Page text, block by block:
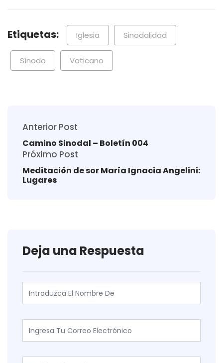
Etiquetas: Iglesia Sinodalidad
Sínodo Vaticano
Anterior Post
Camino Sinodal – Boletín 004
Próximo Post
Meditación de sor María Ignacia Angelini:
Lugares
Deja una Respuesta